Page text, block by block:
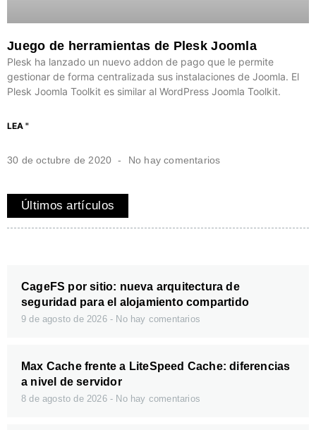
Juego de herramientas de Plesk Joomla
Plesk ha lanzado un nuevo addon de pago que le permite
gestionar de forma centralizada sus instalaciones de Joomla. El
Plesk Joomla Toolkit es similar al WordPress Joomla Toolkit.
LEA "
30 de octubre de 2020 No hay comentarios
Últimos artículos
CageFS por sitio: nueva arquitectura de
seguridad para el alojamiento compartido
9 de agosto de 2026 No hay comentarios
Max Cache frente a LiteSpeed Cache: diferencias
a nivel de servidor
8 de agosto de 2026 No hay comentarios